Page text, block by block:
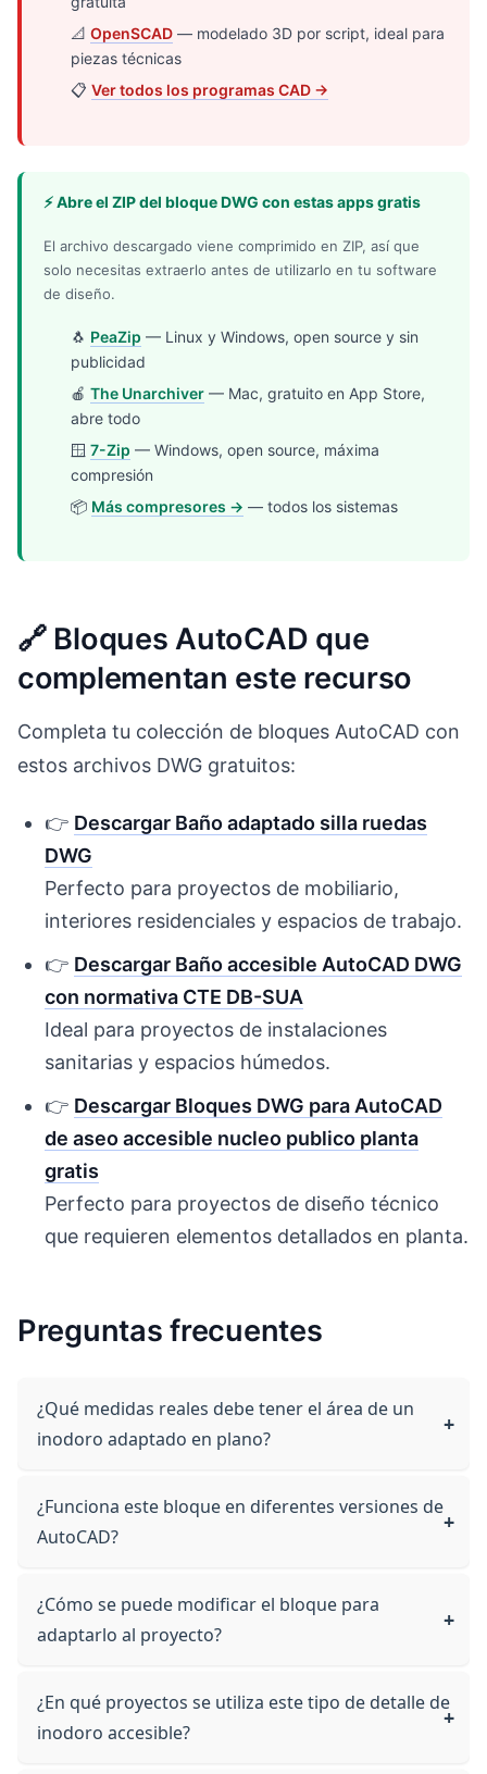
📐OpenSCAD — modelado 3D por script, ideal para
piezas técnicas
📋Ver todos los programas CAD →
⚡ Abre el ZIP del bloque DWG con estas apps gratis
El archivo descargado viene comprimido en ZIP, así que
solo necesitas extraerlo antes de utilizarlo en tu software
de diseño.
🐧 PeaZip — Linux y Windows, open source y sin
publicidad
🍎The Unarchiver — Mac, gratuito en App Store,
abre todo
🪟7-Zip — Windows, open source, máxima
compresión
📦 Más compresores → — todos los sistemas
🔗 Bloques AutoCAD que
complementan este recurso
Completa tu colección de bloques AutoCAD con
estos archivos DWG gratuitos:
👉 Descargar Baño adaptado silla ruedas
DWG
Perfecto para proyectos de mobiliario,
interiores residenciales y espacios de trabajo.
👉 Descargar Baño accesible AutoCAD DWG
con normativa CTE DB-SUA
Ideal para proyectos de instalaciones
sanitarias y espacios húmedos.
👉 Descargar Bloques DWG para AutoCAD
de aseo accesible nucleo publico planta
gratis
Perfecto para proyectos de diseño técnico
que requieren elementos detallados en planta.
Preguntas frecuentes
¿Qué medidas reales debe tener el área de un
inodoro adaptado en plano?
¿Funciona este bloque en diferentes versiones de
AutoCAD?
¿Cómo se puede modificar el bloque para
adaptarlo al proyecto?
¿En qué proyectos se utiliza este tipo de detalle de
inodoro accesible?